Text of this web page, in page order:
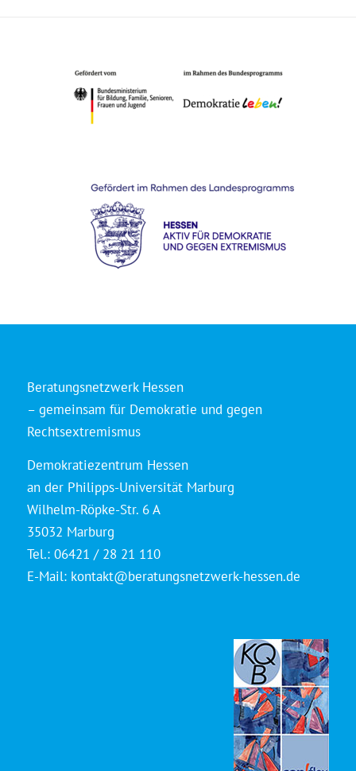
Beratungsnetzwerk Hessen
– gemeinsam für Demokratie und gegen
Rechtsextremismus
Demokratiezentrum Hessen
an der Philipps-Universität Marburg
Wilhelm-Röpke-Str. 6 A
35032 Marburg
Tel.: 06421 / 28 21 110
E-Mail: kontakt@beratungsnetzwerk-hessen.de